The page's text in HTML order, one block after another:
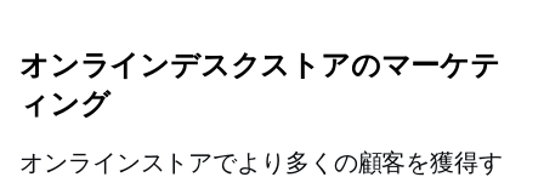
オンラインデスクストアのマーケテ
ィング
オンラインストアでより多くの顧客を獲得す